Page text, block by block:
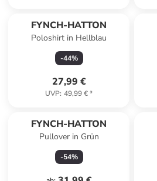
FYNCH-HATTON
Poloshirt in Hellblau
-44%
27,99 €
UVP: 49,99 €*
FYNCH-HATTON
Pullover in Grün
-54%